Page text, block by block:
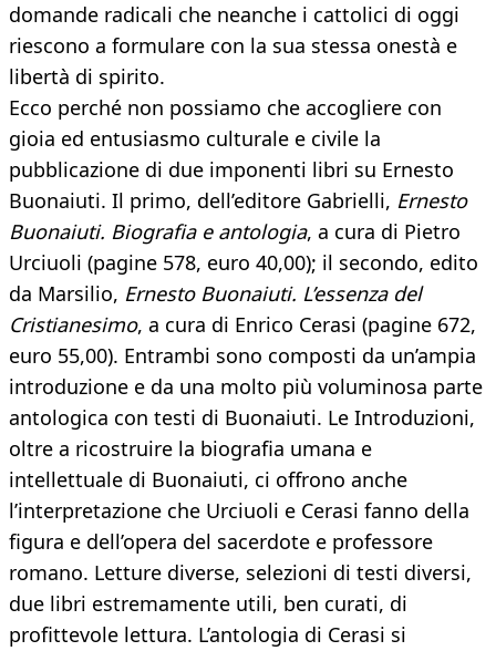
domande radicali che neanche i cattolici di oggi
riescono a formulare con la sua stessa onestà e
libertà di spirito.
Ecco perché non possiamo che accogliere con
gioia ed entusiasmo culturale e civile la
pubblicazione di due imponenti libri su Ernesto
Buonaiuti. Il primo, dell’editore Gabrielli, Ernesto
Buonaiuti. Biografia e antologia, a cura di Pietro
Urciuoli (pagine 578, euro 40,00); il secondo, edito
da Marsilio, Ernesto Buonaiuti. L’essenza del
Cristianesimo, a cura di Enrico Cerasi (pagine 672,
euro 55,00). Entrambi sono composti da un’ampia
introduzione e da una molto più voluminosa parte
antologica con testi di Buonaiuti. Le Introduzioni,
oltre a ricostruire la biografia umana e
intellettuale di Buonaiuti, ci offrono anche
l’interpretazione che Urciuoli e Cerasi fanno della
figura e dell’opera del sacerdote e professore
romano. Letture diverse, selezioni di testi diversi,
due libri estremamente utili, ben curati, di
profittevole lettura. L’antologia di Cerasi si